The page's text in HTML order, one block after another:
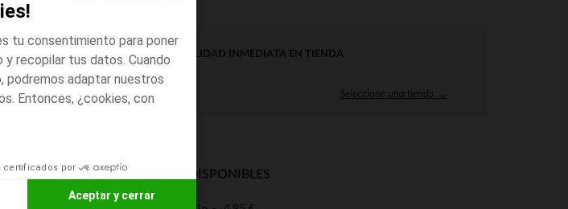
tu consentimiento para poner
y recopilar tus datos. Cuando
podremos adaptar nuestros
Entonces, ¿cookies, con
certificados por
Aceptar y cerrar
DISPONIBILIDAD INMEDIATA EN TIENDA
Seleccione una tienda →
MODOS DE ENVÍO DISPONIBLES